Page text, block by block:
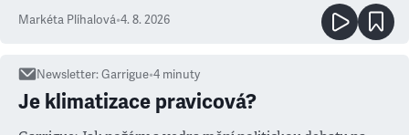
Markéta Plíhalová•4. 8. 2026
Newsletter:Garrigue•4 minuty
Je klimatizace pravicová?